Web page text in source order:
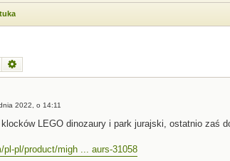
Szukaj
2022, o 14:11
klocków LEGO dinozaury i park jurajski, ostatnio zaś
pl-pl/product/migh ... aurs-31058